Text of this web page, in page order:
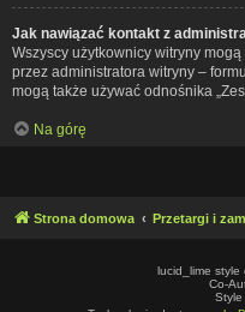
Jak nawiązać kontakt z
Wszyscy użytkownicy witryny
przez administratora witryny –
mogą także używać odnośnika
Na górę
Strona domowa Przetargi i
lucid_lime style
Co-
Style